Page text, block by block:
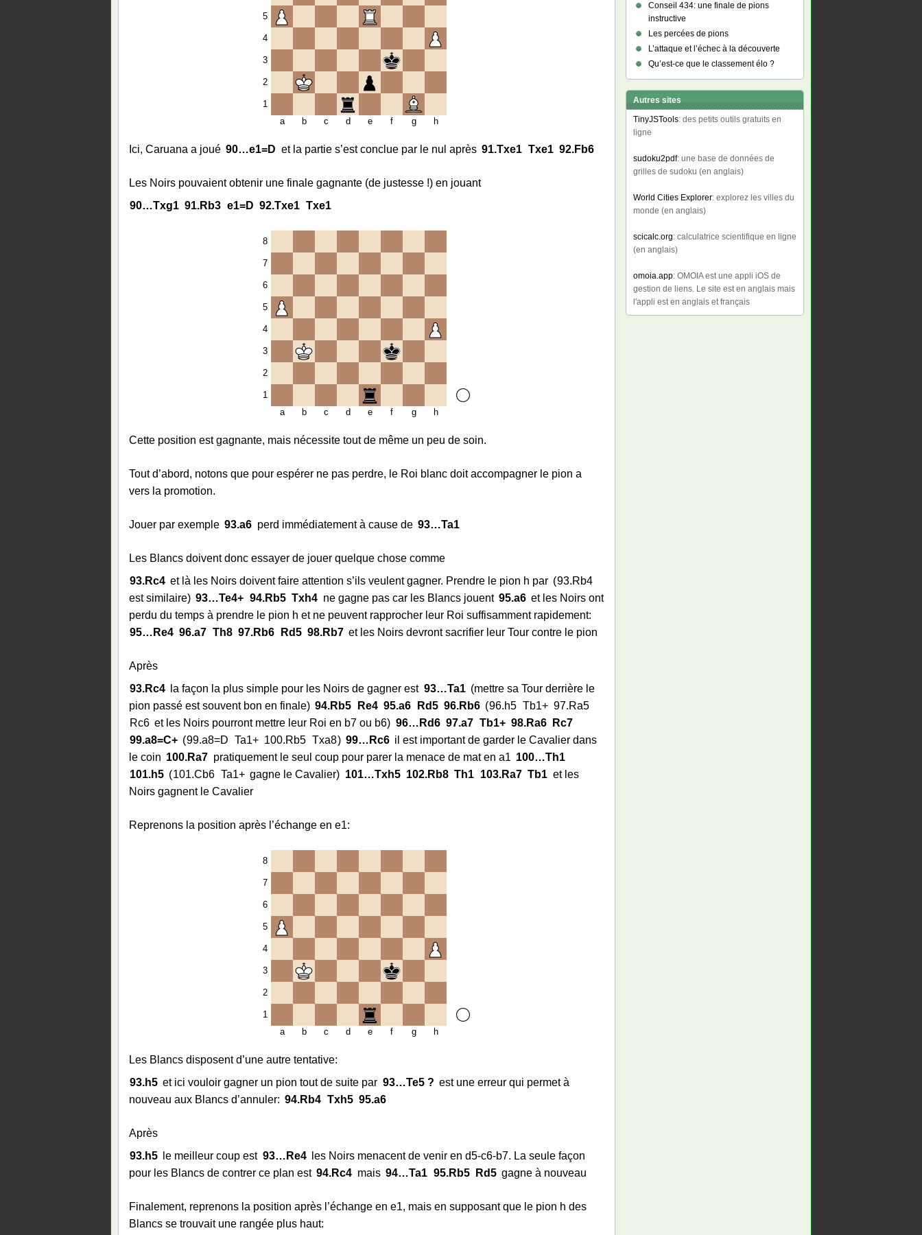
5
4
3
2
1
a
b c d e f g h
Ici, Caruana a joué 90…e1=D et la partie s’est conclue par le nul après 91.Txe1 Txe1 92.Fb6
Les Noirs pouvaient obtenir une finale gagnante (de justesse !) en jouant
90…Txg1 91.Rb3 e1=D 92.Txe1 Txe1
8
7
6
5
4
3
2
1
a
b c d e f g h
Cette position est gagnante, mais nécessite tout de même un peu de soin.
Tout d’abord, notons que pour espérer ne pas perdre, le Roi blanc doit accompagner le pion a
vers la promotion.
Jouer par exemple 93.a6 perd immédiatement à cause de 93…Ta1
Les Blancs doivent donc essayer de jouer quelque chose comme
93.Rc4 et là les Noirs doivent faire attention s’ils veulent gagner. Prendre le pion h par 93.Rb4
est similaire
93…Te4+ 94.Rb5 Txh4 ne gagne pas car les Blancs jouent 95.a6 et les Noirs ont
perdu du temps à prendre le pion h et ne peuvent rapprocher leur Roi suffisamment rapidement:
95… Re4 96.a7 Th8 97.Rb6 Rd5 98.Rb7 et les Noirs devront sacrifier leur Tour contre le pion
Après
93.Rc4 la façon la plus simple pour les Noirs de gagner est 93…Ta1 (mettre sa Tour derrière le
pion passé est souvent bon en finale) 94.Rb5 Re4 95.a6 Rd5 96.Rb6 96.h5 Tb1+ 97.Ra5
Rc6 et les Noirs pourront mettre leur Roi en b7 ou b6 96… Rd6 97.a7 Tb1+ 98.Ra6
Rc7
99.a8=C+ 99.a8=D Ta1+ 100.Rb5 Txa8 99… Rc6 il est important de garder le Cavalier dans
le coin 100.Ra7 pratiquement le seul coup pour parer la menace de mat en a1 100…Th1
101.h5 101.Cb6 Ta1+ gagne le Cavalier 101…Txh5 102.Rb8 Th1 103.Ra7 Tb1 et les
Noirs gagnent le Cavalier
Reprenons la position après l’échange en e1:
8
7
6
5
4
3
2
1
a
b c d e f g h
Les Blancs disposent d’une autre tentative:
93.h5 et ici vouloir gagner un pion tout de suite par 93…Te5 ? est une erreur qui permet à
nouveau aux Blancs d’annuler: 94.Rb4 Txh5 95.a6
Après
93.h5 le meilleur coup est 93… Re4
les Noirs menacent de venir en d5-c6-b7. La seule façon
pour les Blancs de contrer ce plan est 94.Rc4 mais 94…Ta1 95.Rb5 Rd5 gagne à nouveau
Finalement, reprenons la position après l’échange en e1, mais en supposant que le pion h des
Blancs se trouvait une rangée plus haut:
Conseil 434: une finale de pions
instructive
Les percées de pions
L’attaque et l’échec à la découverte
Qu’est-ce que le classement élo ?
Autres sites
TinyJSTools: des petits outils gratuits en
ligne
sudoku2pdf: une base de données de
grilles de sudoku (en anglais)
World Cities Explorer: explorez les villes du
monde (en anglais)
scicalc.org: calculatrice scientifique en ligne
(en anglais)
omoia.app: OMOIA est une appli iOS de
gestion de liens. Le site est en anglais mais
l'appli est en anglais et français